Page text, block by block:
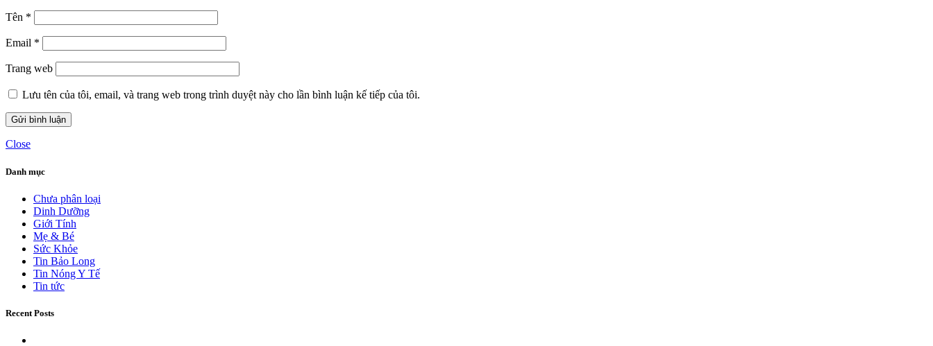
Tên *
Email *
Trang web
Lưu tên của tôi, email, và trang web trong trình duyệt này cho lần bình luận kế tiếp của tôi.
Close
Danh mục
Chưa phân loại
Dinh Dưỡng
Giới Tính
Mẹ & Bé
Sức Khỏe
Tin Bảo Long
Tin Nóng Y Tế
Tin tức
Recent Posts